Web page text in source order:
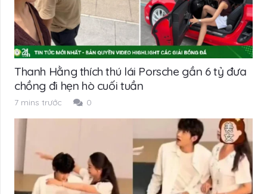
Thanh Hằng thích thú lái Porsche gần 6 tỷ đưa
chồng đi hẹn hò cuối tuần
7 mins trước 0